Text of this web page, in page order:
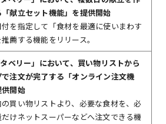
献立セット機能」を提供開始
を指定して「食材を最適に使いまわす
薦する機能をリリース。
ベリー」において、買い物リストから
注文が完了する「オンライン注文機
開始
買い物リストより、必要な食材を、必
けネットスーパーなどへ注文できる機